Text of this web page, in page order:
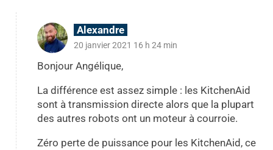
Alexandre
20 janvier 2021 16 h 24 min
Bonjour Angélique,
La différence est assez simple : les KitchenAid
sont à transmission directe alors que la plupart
des autres robots ont un moteur à courroie.
Zéro perte de puissance pour les KitchenAid, ce